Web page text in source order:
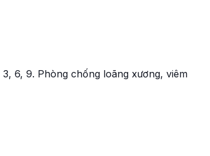
6, 9. Phòng chống loãng xương, viêm